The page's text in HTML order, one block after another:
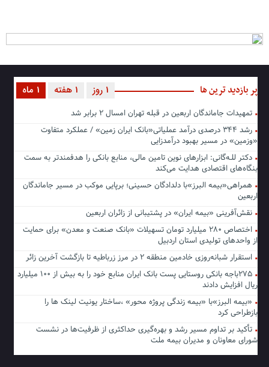
پر بازدید ترین ها 1 ماه 1 هفته 1 روز
تمهیدات جاماندگان اربعین در قبله تهران امسال ۲ برابر شد
رشد ۳۴۴ درصدی درآمد عملیاتی«بانک ایران زمین» / عملکرد متفاوت
«وزمین» در مسیر بهبود درآمدزایی
دکتر للـه‌گانی: ابزارهای نوین تامین مالی، منابع بانکی را هدفمندتر به سمت
بنگاه‌های اقتصادی هدایت می‌کند
همراهی«بیمه البرز»با دلدادگان حسینی؛ برپایی موکب در مسیر جاماندگان
اربعین
نقش‌آفرینی «بیمه ایران» در پشتیبانی از زائران اربعین
اختصاص ۲۸۰ میلیارد تومان تسهیلات «بانک صنعت و معدن» برای حمایت
از واحدهای تولیدی استان اردبیل
استقرار شبانه‌روزی خادمین منطقه ۲ در مرز زرباطیه تا بازگشت آخرین زائر
۲۷۵باجه بانکی روستایی پست بانک ایران منابع خود را به بیش از ۱۰۰ میلیارد
ریال افزایش دادند
«بیمه البرز»با «بیمه زندگی پروژه محور» ،ساختار یونیت لینک ها را
بازطراحی کرد
تأکید بر تداوم مسیر رشد و بهره‌گیری حداکثری از ظرفیت‌ها در نشست
شورای معاونان و مدیران بیمه ملت